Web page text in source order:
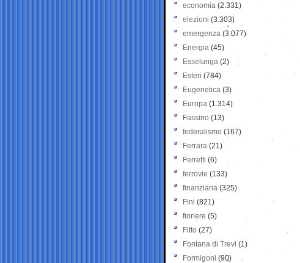
economia (2.331)
elezioni (3.303)
emergenza (3.077)
Energia (45)
Esselunga (2)
Esteri (784)
Eugenetica (3)
Europa (1.314)
Fassino (13)
federalismo (167)
Ferrara (21)
Ferretti (6)
ferrovie (133)
finanziaria (325)
Fini (821)
fioriere (5)
Fitto (27)
Fontana di Trevi (1)
Formigoni (90)